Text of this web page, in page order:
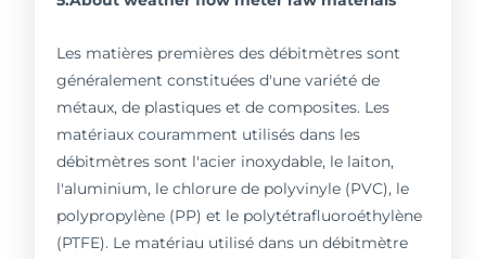
Les matières premières des débitmètres sont
généralement constituées d'une variété de
métaux, de plastiques et de composites. Les
matériaux couramment utilisés dans les
débitmètres sont l'acier inoxydable, le laiton,
l'aluminium, le chlorure de polyvinyle (PVC), le
polypropylène (PP) et le polytétrafluoroéthylène
(PTFE). Le matériau utilisé dans un débitmètre